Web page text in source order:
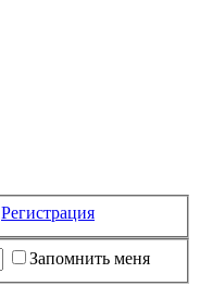
Регистрация
Запомнить меня